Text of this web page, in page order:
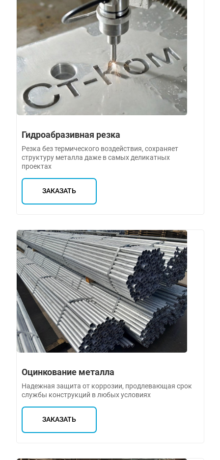
Гидроабразивная резка
Резка без термического воздействия, сохраняет
структуру металла даже в самых деликатных
проектах
ЗАКАЗАТЬ
Оцинкование металла
Надежная защита от коррозии, продлевающая срок
службы конструкций в любых условиях
ЗАКАЗАТЬ